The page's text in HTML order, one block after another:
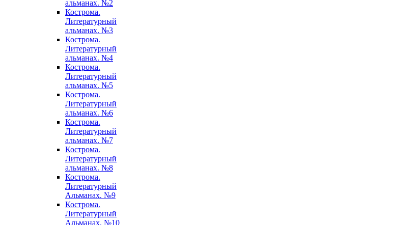
альманах. №2
Кострома.
Литературный
альманах. №3
Кострома.
Литературный
альманах. №4
Кострома.
Литературный
альманах. №5
Кострома.
Литературный
альманах. №6
Кострома.
Литературный
альманах. №7
Кострома.
Литературный
альманах. №8
Кострома.
Литературный
Альманах. №9
Кострома.
Литературный
Альманах. №10